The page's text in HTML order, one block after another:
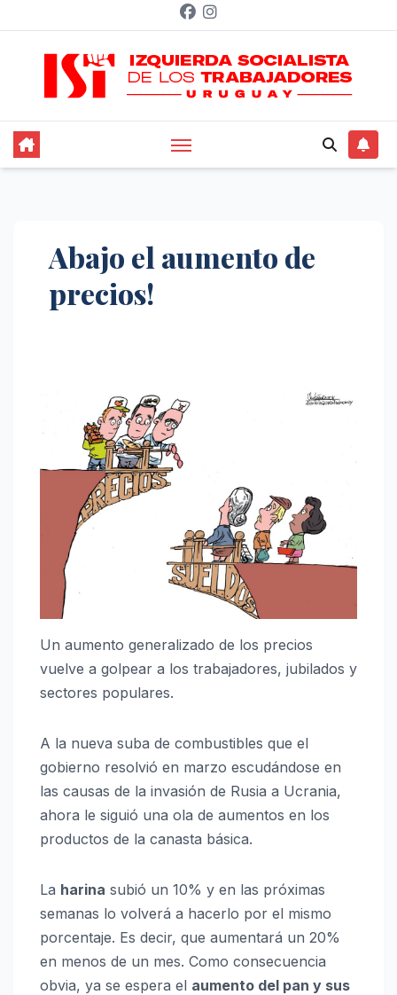
contenido
Abajo el aumento de
precios!
Un aumento generalizado de los precios
vuelve a golpear a los trabajadores, jubilados y
sectores populares.
A la nueva suba de combustibles que el
gobierno resolvió en marzo escudándose en
las causas de la invasión de Rusia a Ucrania,
ahora le siguió una ola de aumentos en los
productos de la canasta básica.
La harina subió un 10% y en las próximas
semanas lo volverá a hacerlo por el mismo
porcentaje. Es decir, que aumentará un 20%
en menos de un mes. Como consecuencia
obvia, ya se espera el aumento del pan y sus